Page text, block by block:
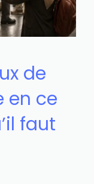
de
en ce
faut